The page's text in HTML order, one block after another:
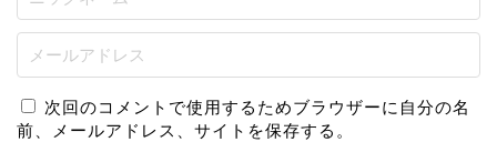
次回のコメントで使用するためブラウザーに自分の名
前、メールアドレス、サイトを保存する。